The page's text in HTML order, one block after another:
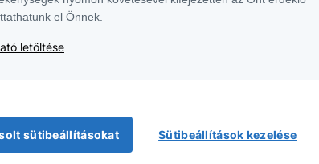
TART?
el Önnek.
letöltése
sütibeállításokat Sütibeállítások kezelése